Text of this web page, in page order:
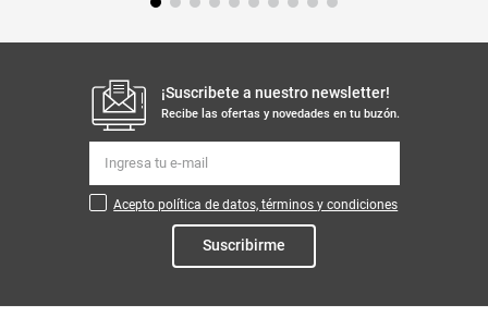
¡Suscribete a nuestro newsletter!
Recibe las ofertas y novedades en tu buzón.
Acepto política de datos, términos y condiciones
Suscribirme